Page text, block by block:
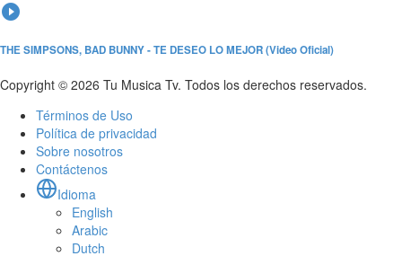
play_circle_filled
THE SIMPSONS, BAD BUNNY - TE DESEO LO MEJOR (Video Oficial)
Copyright © 2026 Tu Musica Tv. Todos los derechos reservados.
Términos de Uso
Política de privacidad
Sobre nosotros
Contáctenos
Idioma
English
Arabic
Dutch